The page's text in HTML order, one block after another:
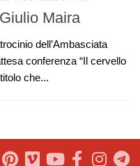
Maira
dell’Ambasciata
conferenza “Il cervello
che...